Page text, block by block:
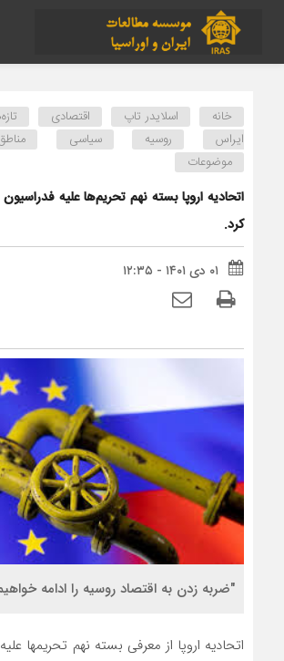
خانه اسلایدر تاپ اقتصادی
ایراس
روسیه سیاسی
موضوعات
اتحادیه اروپا بسته نهم تحریم‌ها علیه
کرد.
۰۱ دی ۱۴۰۱ - ۱۲:۳۵
"ضربه زدن به اقتصاد روسیه را ادامه
اتحادیه اروپا از معرفی بسته نهم تحریمها